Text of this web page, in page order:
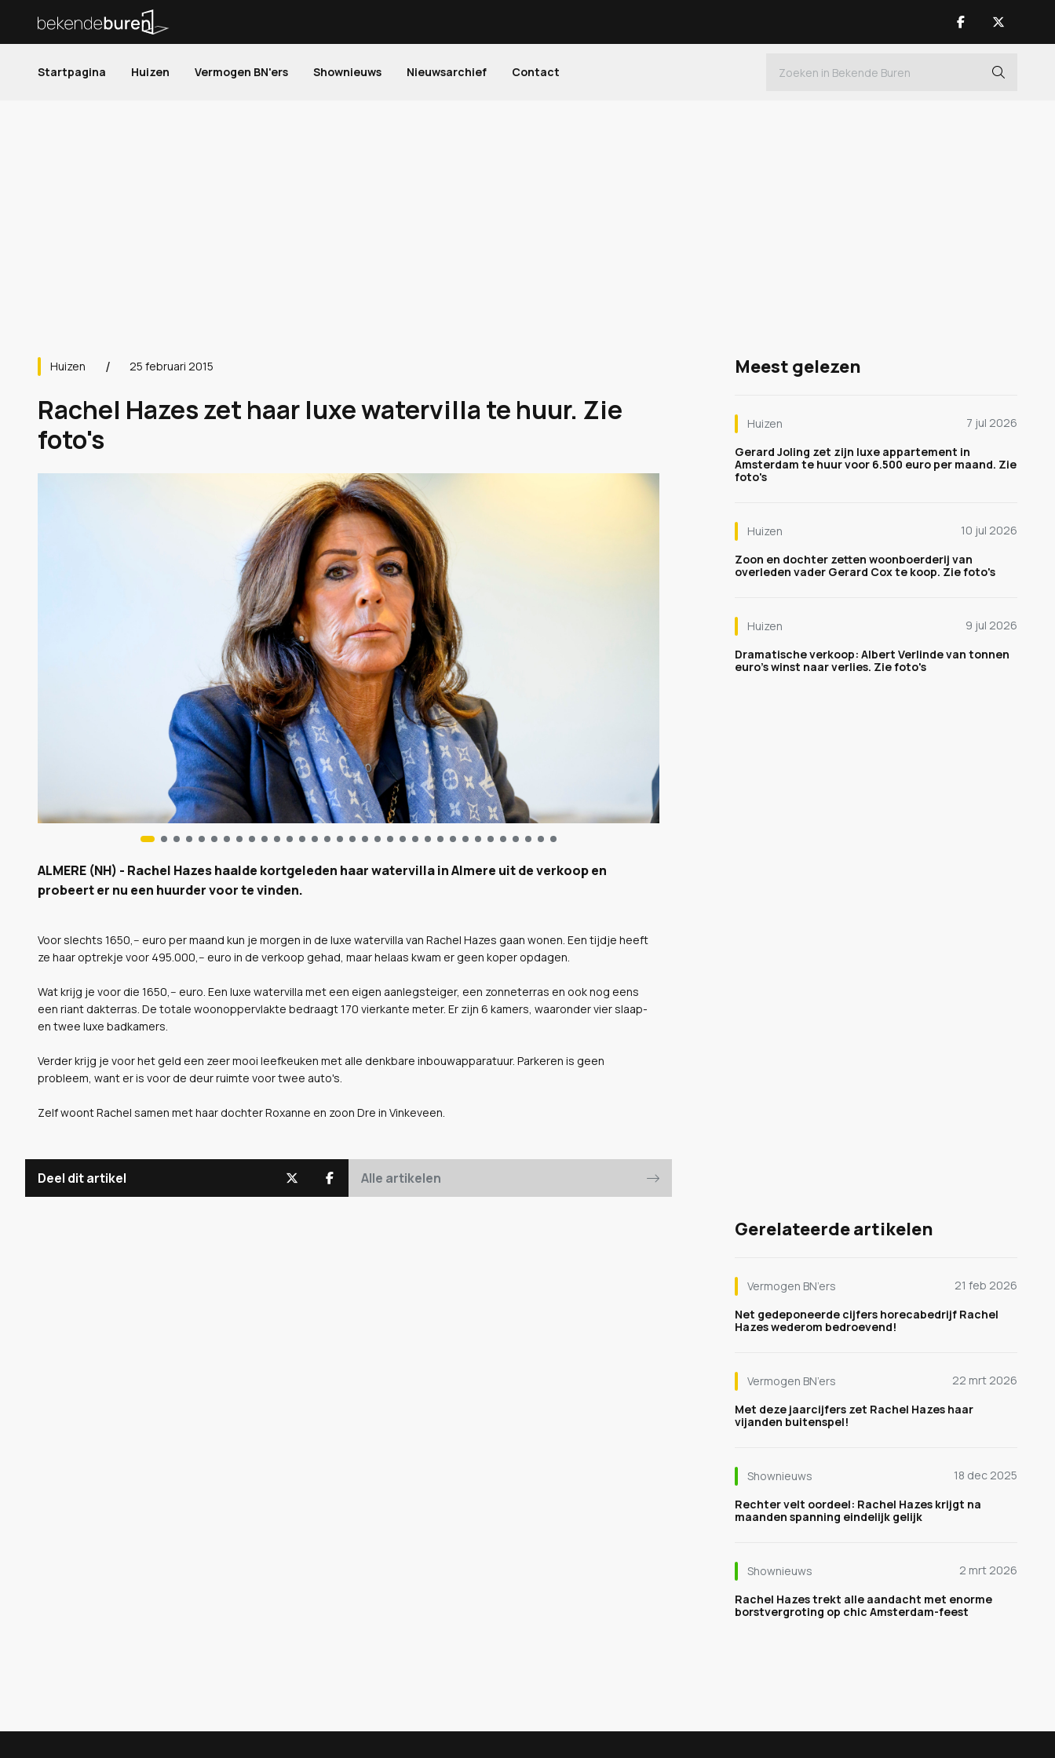
Startpagina Huizen Vermogen BN'ers Shownieuws Nieuwsarchief Contact
Huizen 25 februari 2015
Rachel Hazes zet haar luxe watervilla te huur. Zie
foto's
ALMERE (NH) - Rachel Hazes haalde kortgeleden haar watervilla in Almere uit de verkoop en
probeert er nu een huurder voor te vinden.
Voor slechts 1650,-- euro per maand kun je morgen in de luxe watervilla van Rachel Hazes gaan wonen. Een tijdje heeft
ze haar optrekje voor 495.000,-- euro in de verkoop gehad, maar helaas kwam er geen koper opdagen.
Wat krijg je voor die 1650,-- euro. Een luxe watervilla met een eigen aanlegsteiger, een zonneterras en ook nog eens
een riant dakterras. De totale woonoppervlakte bedraagt 170 vierkante meter. Er zijn 6 kamers, waaronder vier slaap-
en twee luxe badkamers.
Verder krijg je voor het geld een zeer mooi leefkeuken met alle denkbare inbouwapparatuur. Parkeren is geen
probleem, want er is voor de deur ruimte voor twee auto's.
Zelf woont Rachel samen met haar dochter Roxanne en zoon Dre in Vinkeveen.
Deel dit artikel Alle artikelen
Meest gelezen
Huizen
7 jul 2026
Gerard Joling zet zijn luxe appartement in
Amsterdam te huur voor 6.500 euro per maand. Zie
foto's
Huizen
10 jul 2026
Zoon en dochter zetten woonboerderij van
overleden vader Gerard Cox te koop. Zie foto's
Huizen
9 jul 2026
Dramatische verkoop: Albert Verlinde van tonnen
euro's winst naar verlies. Zie foto's
Gerelateerde artikelen
Vermogen BN’ers
21 feb 2026
Net gedeponeerde cijfers horecabedrijf Rachel
Hazes wederom bedroevend!
Vermogen BN’ers
22 mrt 2026
Met deze jaarcijfers zet Rachel Hazes haar
vijanden buitenspel!
Shownieuws
18 dec 2025
Rechter velt oordeel: Rachel Hazes krijgt na
maanden spanning eindelijk gelijk
Shownieuws
2 mrt 2026
Rachel Hazes trekt alle aandacht met enorme
borstvergroting op chic Amsterdam-feest